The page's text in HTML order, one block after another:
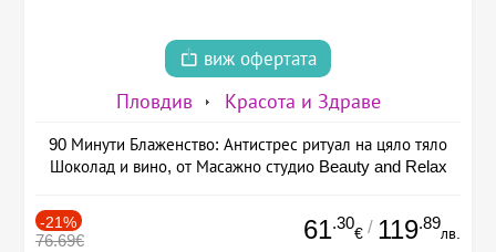
виж офертата
Пловдив Красота и Здраве
90 Минути Блаженство: Антистрес ритуал на цяло тяло
Шоколад и вино, от Масажно студио Beauty and Relax
-21%
76.69€ 61.30
€ / 119.89
лв.